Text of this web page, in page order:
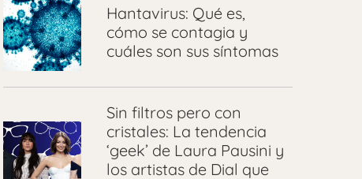
Hantavirus: Qué es,
cómo se contagia y
cuáles son sus síntomas
Sin filtros pero con
cristales: La tendencia
‘geek’ de Laura Pausini y
los artistas de Dial que